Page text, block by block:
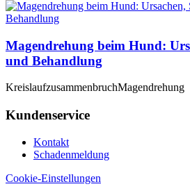
Magendrehung beim Hund:
und Behandlung
KreislaufzusammenbruchMagendrehung
Kundenservice
Kontakt
Schadenmeldung
Cookie-Einstellungen